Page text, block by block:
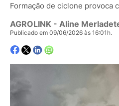
Formação de ciclone provoca
AGROLINK - Aline
Publicado em 09/06/2026 às 16:01h.